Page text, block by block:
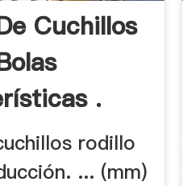
Cuchillos
.
rodillo
... (mm)